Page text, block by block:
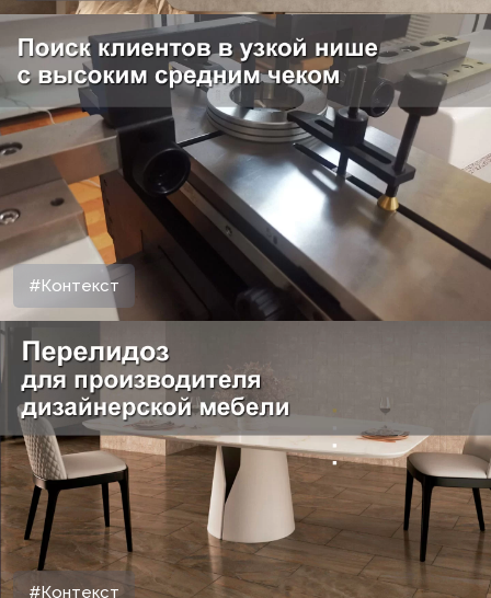
#Контекст
#Контекст